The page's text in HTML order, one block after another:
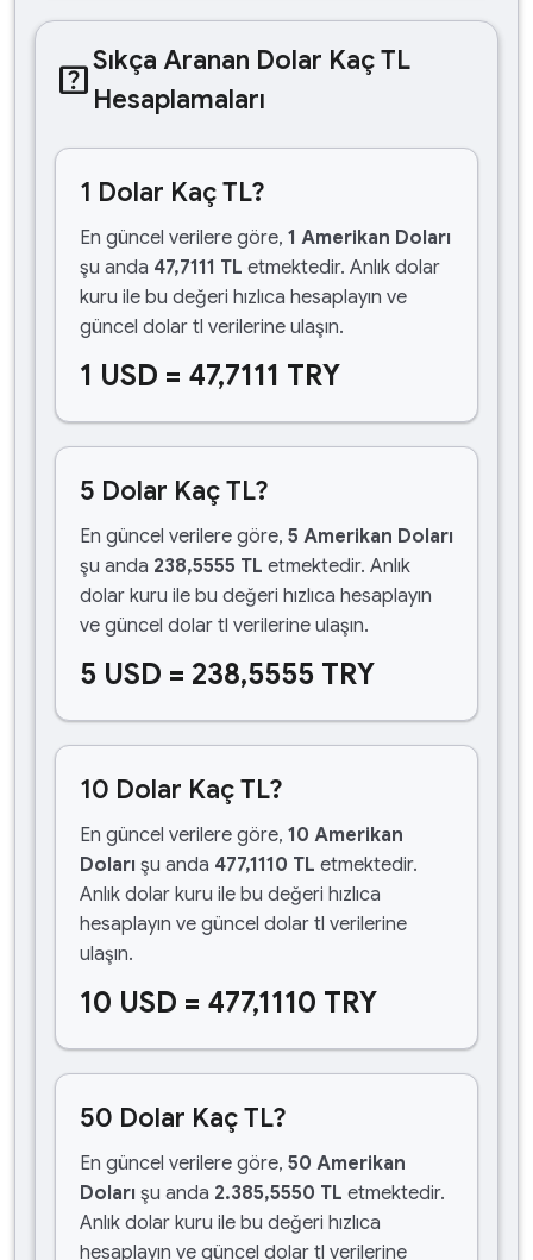
help_centerSıkça Aranan Dolar Kaç TL
Hesaplamaları
1 Dolar Kaç TL?
En güncel verilere göre, 1 Amerikan Doları
şu anda 47,7111 TL etmektedir. Anlık dolar
kuru ile bu değeri hızlıca hesaplayın ve
güncel dolar tl verilerine ulaşın.
1 USD = 47,7111 TRY
5 Dolar Kaç TL?
En güncel verilere göre, 5 Amerikan Doları
şu anda 238,5555 TL etmektedir. Anlık
dolar kuru ile bu değeri hızlıca hesaplayın
ve güncel dolar tl verilerine ulaşın.
5 USD = 238,5555 TRY
10 Dolar Kaç TL?
En güncel verilere göre, 10 Amerikan
Doları şu anda 477,1110 TL etmektedir.
Anlık dolar kuru ile bu değeri hızlıca
hesaplayın ve güncel dolar tl verilerine
ulaşın.
10 USD = 477,1110 TRY
50 Dolar Kaç TL?
En güncel verilere göre, 50 Amerikan
Doları şu anda 2.385,5550 TL etmektedir.
Anlık dolar kuru ile bu değeri hızlıca
hesaplayın ve güncel dolar tl verilerine